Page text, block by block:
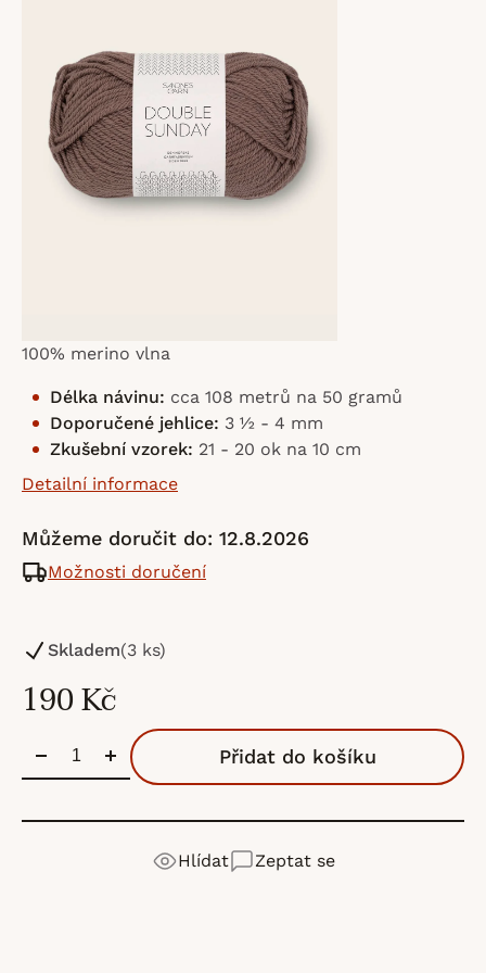
hvězdiček.
190 Kč
Skladem(3 ks)
Můžeme doručit do: 12.8.2026
Možnosti doručení
Přidat do košíku
100% merino vlna
Délka návinu: cca 108 metrů na 50 gramů
Doporučené jehlice: 3 ½ - 4 mm
Zkušební vzorek: 21 - 20 ok na 10 cm
Detailní informace
Zeptat se
Hlídat